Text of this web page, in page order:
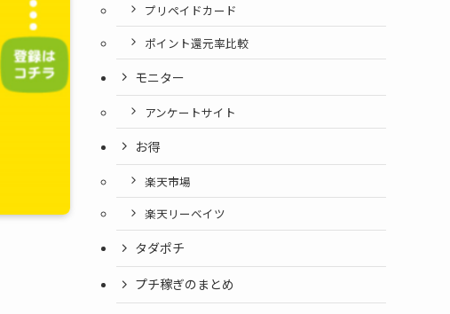
プリペイドカード
ポイント還元率比較
モニター
アンケートサイト
お得
楽天市場
楽天リーベイツ
タダポチ
プチ稼ぎのまとめ